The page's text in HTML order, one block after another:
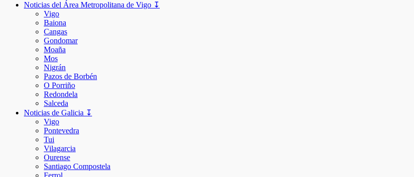
Noticias del Área Metropolitana de Vigo ↧
Vigo
Baiona
Cangas
Gondomar
Moaña
Mos
Nigrán
Pazos de Borbén
O Porriño
Redondela
Salceda
Noticias de Galicia ↧
Vigo
Pontevedra
Tui
Vilagarcia
Ourense
Santiago Compostela